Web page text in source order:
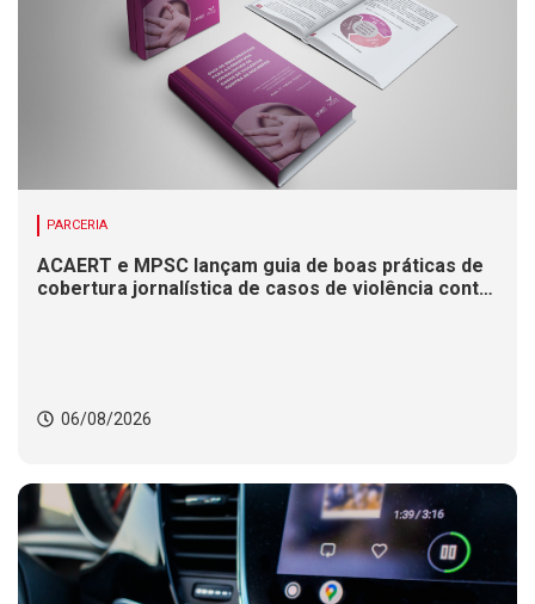
PARCERIA
ACAERT e MPSC lançam guia de boas práticas de
cobertura jornalística de casos de violência contra
06/08/2026